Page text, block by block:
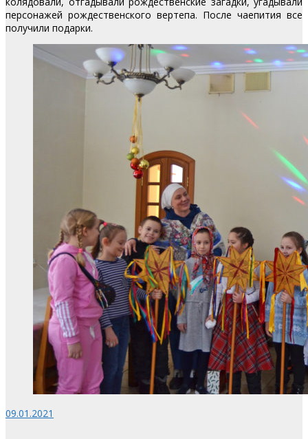
персонажей рождественского вертепа. После чаепития все
получили подарки.
09.01.2021